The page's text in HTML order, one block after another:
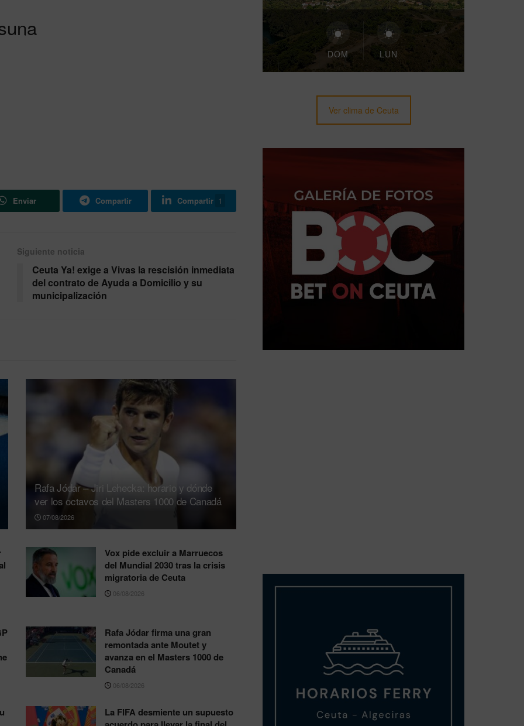
Enviar Compartir Compartir 1
Siguiente noticia
Ceuta Ya! exige a Vivas la rescisión inmediata
del contrato de Ayuda a Domicilio y su
municipalización
Rafa Jódar – Jiri Lehecka: horario y dónde
ver los octavos del Masters 1000 de Canadá
07/08/2026
Vox pide excluir a Marruecos
del Mundial 2030 tras la crisis
migratoria de Ceuta
06/08/2026
Rafa Jódar firma una gran
remontada ante Moutet y
avanza en el Masters 1000 de
Canadá
06/08/2026
La FIFA desmiente un supuesto
DOM LUN
Ver clima de Ceuta